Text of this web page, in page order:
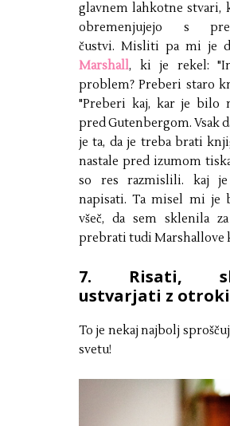
glavnem lahkotne stvari,
obremenjujejo s
čustvi. Misliti pa mi je
Marshall, ki je rekel:
problem? Preberi staro
"Preberi kaj, kar je bilo
pred Gutenbergom. Vsak
je ta, da je treba brati
nastale pred izumom
so res razmislili. kaj je
napisati. Ta misel mi je
všeč, da sem sklenila
prebrati tudi Marshallove
7. Risati,
ustvarjati z otroki
To je nekaj najbolj
svetu!